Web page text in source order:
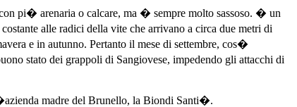
pi� arenaria o calcare, ma � sempre molto sassoso. � un
alle radici della vite che arrivano a circa due metri di
e in autunno. Pertanto il mese di settembre, cos�
stato dei grappoli di Sangiovese, impedendo gli attacchi di
madre del Brunello, la Biondi Santi�.